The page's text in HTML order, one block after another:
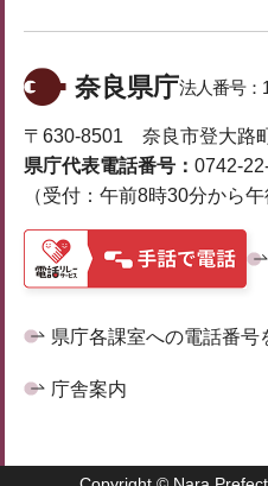
奈良県庁法人番号：
〒630-8501 奈良市登大路
県庁代表電話番号： 0742-
（受付：午前8時30分から午
県庁各課室への電話番号
庁舎案内